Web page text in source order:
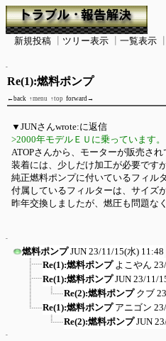
新規投稿 ツリー表示 一覧表示
Re(1):燃料ポンプ
←back ↑menu ↑top forward→
▼JUNさんwrote:に返信
>2000年モデルＥＵに乗っています
ATOPさんから、モーターが販売され
装着には、少しだけ加工が必要です
純正燃料ポンプに付いているフィル
付属しているフィルターは、サイズ
昨年交換しましたが、燃圧も問題な
燃料ポンプ JUN 23/11/15(水) 11:48
Re(1):燃料ポンプ よこやん
Re(1):燃料ポンプ JUN 23/11/
Re(2):燃料ポンプ クブ
Re(1):燃料ポンプ アニゴン
Re(2):燃料ポンプ JUN